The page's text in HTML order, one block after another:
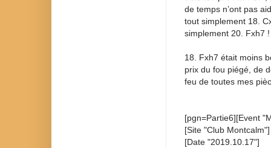
de temps n’ont pas
tout simplement 18.
simplement 20. Fxh7
18. Fxh7 était moins
prix du fou piégé, de
feu de toutes mes
[pgn=Partie6][Event
[Site "Club Montcalm"]
[Date "2019.10.17"]